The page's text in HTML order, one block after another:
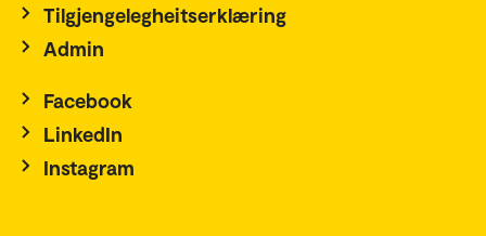
Tilgjengelegheitserklæring
Admin
Facebook
LinkedIn
Instagram